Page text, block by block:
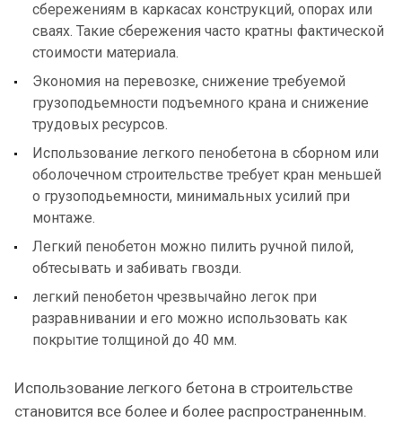
сбережениям в каркасах конструкций, опорах или
сваях. Такие сбережения часто кратны фактической
стоимости материала.
Экономия на перевозке, снижение требуемой
грузоподьемности подъемного крана и снижение
трудовых ресурсов.
Использование легкого пенобетона в сборном или
оболочечном строительстве требует кран меньшей
o грузоподьемности, минимальных усилий при
монтаже.
Легкий пенобетон можно пилить ручной пилой,
обтесывать и забивать гвозди.
легкий пенобетон чрезвычайно легок при
разравнивании и его можно использовать как
покрытие толщиной до 40 мм.
Использование легкого бетона в строительстве
становится все более и более распространенным.